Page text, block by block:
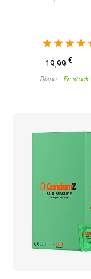
19,99€
Dispo. : En stock